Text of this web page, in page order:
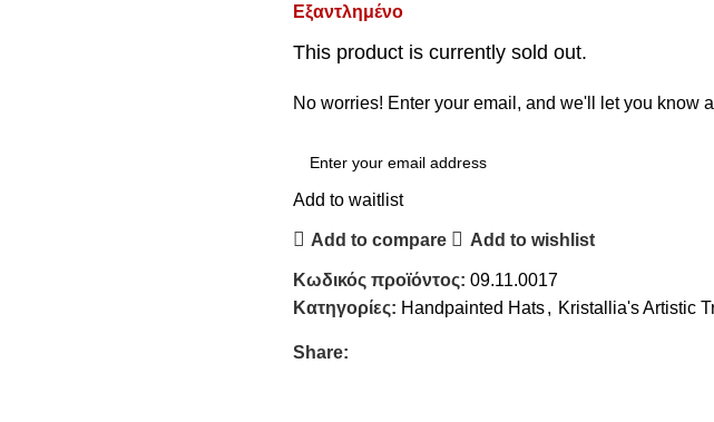
Εξαντλημένο
This product is currently sold out.
No worries! Enter your email, and we'll let you know
Add to waitlist
Add to compare Add to wishlist
Κωδικός προϊόντος: 09.11.0017
Κατηγορίες: Handpainted Hats, Kristallia's Artistic
Share: